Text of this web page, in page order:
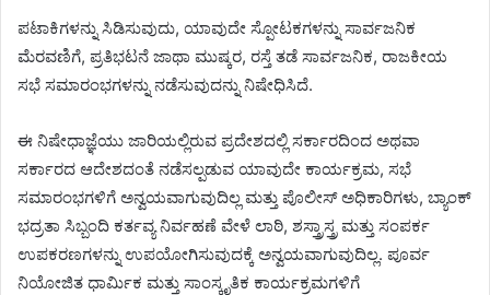
ಪಟಾಕಿಗಳನ್ನು ಸಿಡಿಸುವುದು, ಯಾವುದೇ ಸ್ಪೋಟಕಗಳನ್ನು ಸಾರ್ವಜನಿಕ
ಮೆರವಣಿಗೆ, ಪ್ರತಿಭಟನೆ ಜಾಥಾ ಮುಷ್ಕರ, ರಸ್ತೆ ತಡೆ ಸಾರ್ವಜನಿಕ, ರಾಜಕೀಯ
ಸಭೆ ಸಮಾರಂಭಗಳನ್ನು ನಡೆಸುವುದನ್ನು ನಿಷೇಧಿಸಿದೆ.
ಈ ನಿಷೇಧಾಜ್ಞೆಯು ಜಾರಿಯಲ್ಲಿರುವ ಪ್ರದೇಶದಲ್ಲಿ ಸರ್ಕಾರದಿಂದ ಅಥವಾ
ಸರ್ಕಾರದ ಆದೇಶದಂತೆ ನಡೆಸಲ್ಪಡುವ ಯಾವುದೇ ಕಾರ್ಯಕ್ರಮ, ಸಭೆ
ಸಮಾರಂಭಗಳಿಗೆ ಅನ್ವಯವಾಗುವುದಿಲ್ಲ ಮತ್ತು ಪೊಲೀಸ್‌ ಅಧಿಕಾರಿಗಳು, ಬ್ಯಾಂಕ್
ಭದ್ರತಾ ಸಿಬ್ಬಂದಿ ಕರ್ತವ್ಯ ನಿರ್ವಹಣೆ ವೇಳೆ ಲಾಠಿ, ಶಸ್ತ್ರಾಸ್ತ್ರ ಮತ್ತು ಸಂಪರ್ಕ
ಉಪಕರಣಗಳನ್ನು ಉಪಯೋಗಿಸುವುದಕ್ಕೆ ಅನ್ವಯವಾಗುವುದಿಲ್ಲ. ಪೂರ್ವ
ನಿಯೋಜಿತ ಧಾರ್ಮಿಕ ಮತ್ತು ಸಾಂಸ್ಕೃತಿಕ ಕಾರ್ಯಕ್ರಮಗಳಿಗೆ